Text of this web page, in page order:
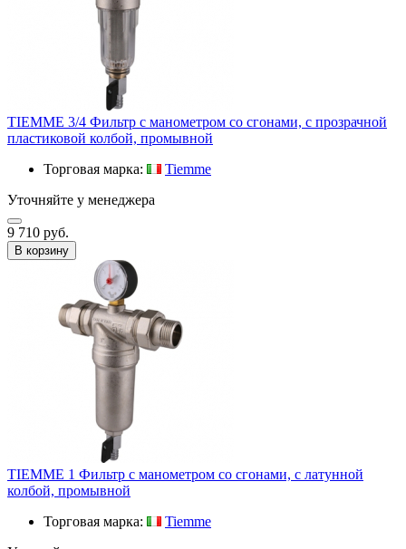
TIEMME 3/4 Фильтр с манометром со сгонами, с прозрачной
пластиковой колбой, промывной
Торговая марка:
Tiemme
Уточняйте у менеджера
9 710 руб.
В корзину
TIEMME 1 Фильтр с манометром со сгонами, с латунной
колбой, промывной
Торговая марка:
Tiemme